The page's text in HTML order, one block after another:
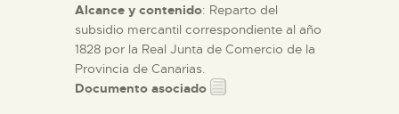
Alcance y contenido: Reparto del
subsidio mercantil correspondiente al año
1828 por la Real Junta de Comercio de la
Provincia de Canarias.
Documento asociado